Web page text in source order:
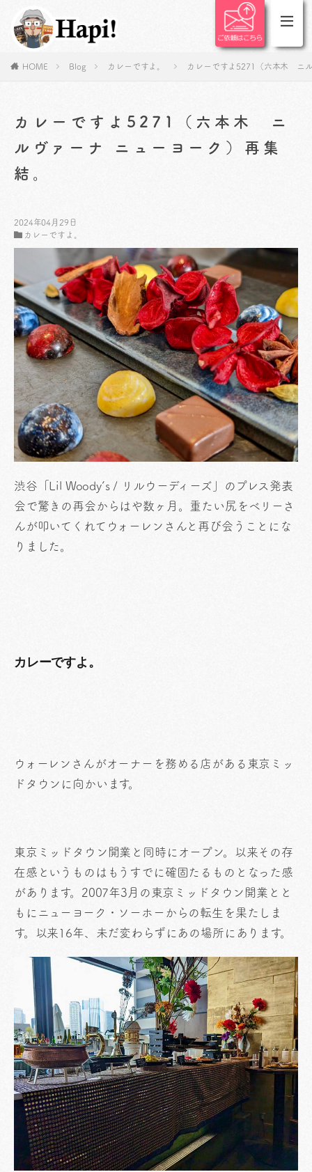
HOME Blog カレーですよ。 カレーですよ5271（六本木 ニ
カレーですよ5271（六本木 ニ
ルヴァーナ ニューヨーク）再集
結。
2024年04月29日
カレーですよ。
渋谷「Lil Woody’s / リルウーディーズ」のプレス発表
会で驚きの再会からはや数ヶ月。重たい尻をベリーさ
んが叩いてくれてウォーレンさんと再び会うことにな
りました。
カレーですよ。
ウォーレンさんがオーナーを務める店がある東京ミッ
ドタウンに向かいます。
東京ミッドタウン開業と同時にオープン。以来その存
在感というものはもうすでに確固たるものとなった感
があります。2007年3月の東京ミッドタウン開業とと
もにニューヨーク・ソーホーからの転生を果たしま
す。以来16年、未だ変わらずにあの場所にあります。